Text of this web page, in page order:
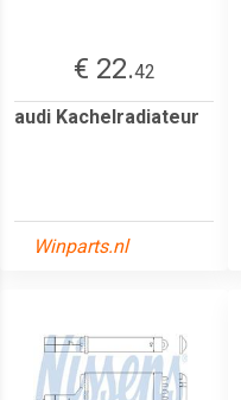
€ 22.42
audi Kachelradiateur
Winparts.nl